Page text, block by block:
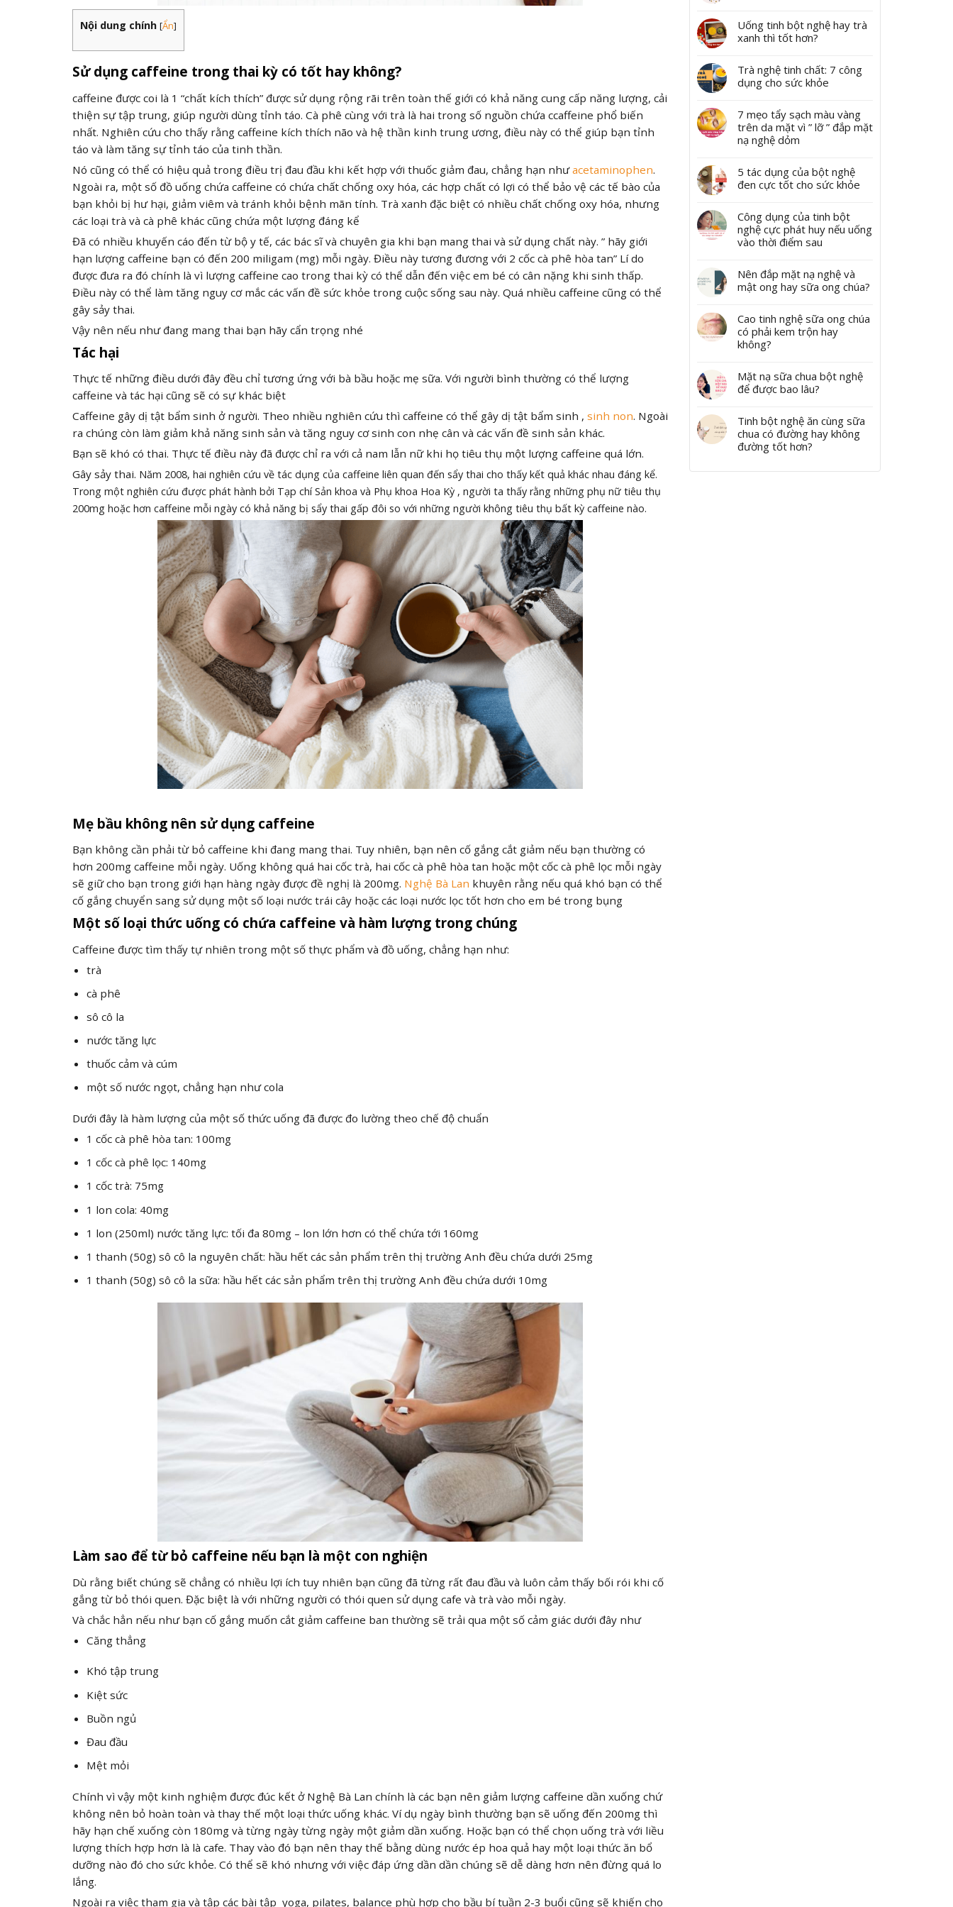
Nội dung chính [Ẩn]
Sử dụng caffeine trong thai kỳ có tốt hay không?
caffeine được coi là 1 “chất kích thích” được sử dụng rộng rãi trên toàn thế giới có khả năng cung cấp năng lượng, cải
thiện sự tập trung, giúp người dùng tỉnh táo. Cà phê cùng với trà là hai trong số nguồn chứa ccaffeine phổ biến
nhất. Nghiên cứu cho thấy rằng caffeine kích thích não và hệ thần kinh trung ương, điều này có thể giúp bạn tỉnh
táo và làm tăng sự tỉnh táo của tinh thần.
Nó cũng có thể có hiệu quả trong điều trị đau đầu khi kết hợp với thuốc giảm đau, chẳng hạn nhưacetaminophen.
Ngoài ra, một số đồ uống chứa caffeine có chứa chất chống oxy hóa, các hợp chất có lợi có thể bảo vệ các tế bào của
bạn khỏi bị hư hại, giảm viêm và tránh khỏi bệnh mãn tính. Trà xanh đặc biệt có nhiều chất chống oxy hóa, nhưng
các loại trà và cà phê khác cũng chứa một lượng đáng kể
Đã có nhiều khuyến cáo đến từ bộ y tế, các bác sĩ và chuyên gia khi bạn mang thai và sử dụng chất này. ” hãy giới
hạn lượng caffeine bạn có đến 200 miligam (mg) mỗi ngày. Điều này tương đương với 2 cốc cà phê hòa tan” Lí do
được đưa ra đó chính là vì lượng caffeine cao trong thai kỳ có thể dẫn đến việc em bé có cân nặng khi sinh thấp.
Điều này có thể làm tăng nguy cơ mắc các vấn đề sức khỏe trong cuộc sống sau này. Quá nhiều caffeine cũng có thể
gây sảy thai.
Vậy nên nếu như đang mang thai bạn hãy cẩn trọng nhé
Tác hại
Thực tế những điều dưới đây đều chỉ tương ứng với bà bầu hoặc mẹ sữa. Với người bình thường có thể lượng
caffeine và tác hại cũng sẽ có sự khác biệt
Caffeine gây dị tật bẩm sinh ở người. Theo nhiều nghiên cứu thì caffeine có thể gây dị tật bẩm sinh , sinh non. Ngoài
ra chúng còn làm giảm khả năng sinh sản và tăng nguy cơ sinh con nhẹ cân và các vấn đề sinh sản khác.
Bạn sẽ khó có thai. Thực tế điều này đã được chỉ ra với cả nam lẫn nữ khi họ tiêu thụ một lượng caffeine quá lớn.
Gây sảy thai. Năm 2008, hai nghiên cứu về tác dụng của caffeine liên quan đến sẩy thai cho thấy kết quả khác nhau đáng kể.
Trong một nghiên cứu được phát hành bởi Tạp chí Sản khoa và Phụ khoa Hoa Kỳ , người ta thấy rằng những phụ nữ tiêu thụ
200mg hoặc hơn caffeine mỗi ngày có khả năng bị sẩy thai gấp đôi so với những người không tiêu thụ bất kỳ caffeine nào.
Mẹ bầu không nên sử dụng caffeine
Bạn không cần phải từ bỏ caffeine khi đang mang thai. Tuy nhiên, bạn nên cố gắng cắt giảm nếu bạn thường có
hơn 200mg caffeine mỗi ngày. Uống không quá hai cốc trà, hai cốc cà phê hòa tan hoặc một cốc cà phê lọc mỗi ngày
sẽ giữ cho bạn trong giới hạn hàng ngày được đề nghị là 200mg. Nghệ Bà Lan khuyên rằng nếu quá khó bạn có thể
cố gắng chuyển sang sử dụng một số loại nước trái cây hoặc các loại nước lọc tốt hơn cho em bé trong bụng
Một số loại thức uống có chứa caffeine và hàm lượng trong chúng
Caffeine được tìm thấy tự nhiên trong một số thực phẩm và đồ uống, chẳng hạn như:
trà
cà phê
sô cô la
nước tăng lực
thuốc cảm và cúm
một số nước ngọt, chẳng hạn như cola
Dưới đây là hàm lượng của một số thức uống đã được đo lường theo chế độ chuẩn
1 cốc cà phê hòa tan: 100mg
1 cốc cà phê lọc: 140mg
1 cốc trà: 75mg
1 lon cola: 40mg
1 lon (250ml) nước tăng lực: tối đa 80mg – lon lớn hơn có thể chứa tới 160mg
1 thanh (50g) sô cô la nguyên chất: hầu hết các sản phẩm trên thị trường Anh đều chứa dưới 25mg
1 thanh (50g) sô cô la sữa: hầu hết các sản phẩm trên thị trường Anh đều chứa dưới 10mg
Làm sao để từ bỏ caffeine nếu bạn là một con nghiện
Dù rằng biết chúng sẽ chẳng có nhiều lợi ích tuy nhiên bạn cũng đã từng rất đau đầu và luôn cảm thấy bối rói khi cố
gắng từ bỏ thói quen. Đặc biệt là với những người có thói quen sử dụng cafe và trà vào mỗi ngày.
Và chắc hẳn nếu như bạn cố gắng muốn cắt giảm caffeine ban thường sẽ trải qua một số cảm giác dưới đây như
Căng thẳng
Khó tập trung
Kiệt sức
Buồn ngủ
Đau đầu
Mệt mỏi
Chính vì vậy một kinh nghiệm được đúc kết ở Nghệ Bà Lan chính là các bạn nên giảm lượng caffeine dần xuống chứ
không nên bỏ hoàn toàn và thay thế một loại thức uống khác. Ví dụ ngày bình thường bạn sẽ uống đến 200mg thì
hãy hạn chế xuống còn 180mg và từng ngày từng ngày một giảm dần xuống. Hoặc bạn có thể chọn uống trà với liều
lượng thích hợp hơn là là cafe. Thay vào đó bạn nên thay thế bằng dùng nước ép hoa quả hay một loại thức ăn bổ
dưỡng nào đó cho sức khỏe. Có thể sẽ khó nhưng với việc đáp ứng dần dần chúng sẽ dễ dàng hơn nên đừng quá lo
lắng.
Ngoài ra việc tham gia và tập các bài tập yoga, pilates, balance phù hợp cho bầu bí tuần 2-3 buổi cũng sẽ khiến cho
Uống tinh bột nghệ hay trà
xanh thì tốt hơn?
Trà nghệ tinh chất: 7 công
dụng cho sức khỏe
7 mẹo tẩy sạch màu vàng
trên da mặt vì ” lỡ ” đắp mặt
nạ nghệ dỏm
5 tác dụng của bột nghệ
đen cực tốt cho sức khỏe
Công dụng của tinh bột
nghệ cực phát huy nếu uống
vào thời điểm sau
Nên đắp mặt nạ nghệ và
mật ong hay sữa ong chúa?
Cao tinh nghệ sữa ong chúa
có phải kem trộn hay
không?
Mặt nạ sữa chua bột nghệ
để được bao lâu?
Tinh bột nghệ ăn cùng sữa
chua có đường hay không
đường tốt hơn?